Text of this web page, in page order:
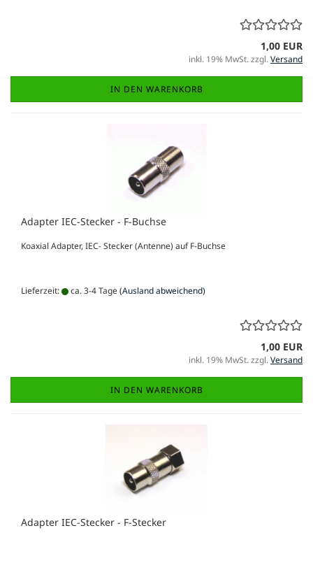
1,00 EUR
inkl. 19% MwSt. zzgl.Versand
IN DEN WARENKORB
Adapter IEC-Stecker - F-Buchse
Koaxial Adapter, IEC- Stecker (Antenne) auf F-Buchse
Lieferzeit: ca. 3-4 Tage(Ausland abweichend)
1,00 EUR
inkl. 19% MwSt. zzgl.Versand
IN DEN WARENKORB
Adapter IEC-Stecker - F-Stecker